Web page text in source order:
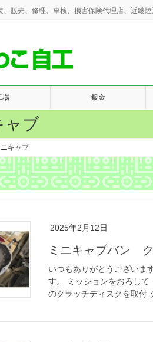
、販売、修理、車検、損害保険代理店、近畿
場 鈑金
ャブ
ニキャブ
2025年2月12日
ミニキャブバン
いつもありがとうございま
す。 ミッションをおろし
のクラッチディスクを取付